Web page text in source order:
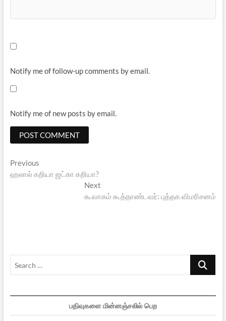
Notify me of follow-up comments by email.
Notify me of new posts by email.
Post
navigation
PreviousPrevious
post:
ஹலால் கறியா ஜட்கா கறியா?
Next
post:
கூவாகம் கூத்தாண்டவர்: புத்தக விமரிசனம்
Search
பதிவுகளை மின்னஞ்சலில் பெற